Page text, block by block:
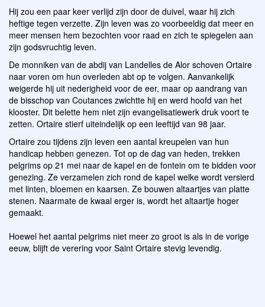
Hij zou een paar keer verlijd zijn door de duivel, waar hij zich
heftige tegen verzette. Zijn leven was zo voorbeeldig dat meer en
meer mensen hem bezochten voor raad en zich te spiegelen aan
zijn godsvruchtig leven.
De monniken van de abdij van Landelles de Alor schoven Ortaire
naar voren om hun overleden abt op te volgen. Aanvankelijk
weigerde hij uit nederigheid voor de eer, maar op aandrang van
de bisschop van Coutances zwichtte hij en werd hoofd van het
klooster. Dit belette hem niet zijn evangelisatiewerk druk voort te
zetten. Ortaire stierf uiteindelijk op een leeftijd van 98 jaar.
Ortaire zou tijdens zijn leven een aantal kreupelen van hun
handicap hebben genezen. Tot op de dag van heden, trekken
pelgrims op 21 mei naar de kapel en de fontein om te bidden voor
genezing. Ze verzamelen zich rond de kapel welke wordt versierd
met linten, bloemen en kaarsen. Ze bouwen altaartjes van platte
stenen. Naarmate de kwaal erger is, wordt het altaartje hoger
gemaakt.
Hoewel het aantal pelgrims niet meer zo groot is als in de vorige
eeuw, blijft de verering voor Saint Ortaire stevig levendig.